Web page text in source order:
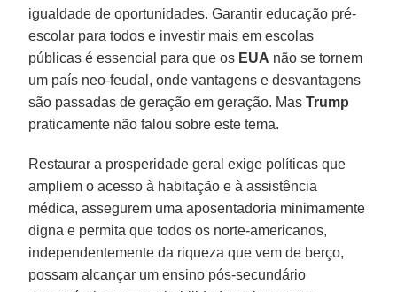
igualdade de oportunidades. Garantir educação pré-
escolar para todos e investir mais em escolas
públicas é essencial para que os EUA não se tornem
um país neo-feudal, onde vantagens e desvantagens
são passadas de geração em geração. MasTrump
praticamente não falou sobre este tema.
Restaurar a prosperidade geral exige políticas que
ampliem o acesso à habitação e à assistência
médica, assegurem uma aposentadoria minimamente
digna e permita que todos os norte-americanos,
independentemente da riqueza que vem de berço,
possam alcançar um ensino pós-secundário